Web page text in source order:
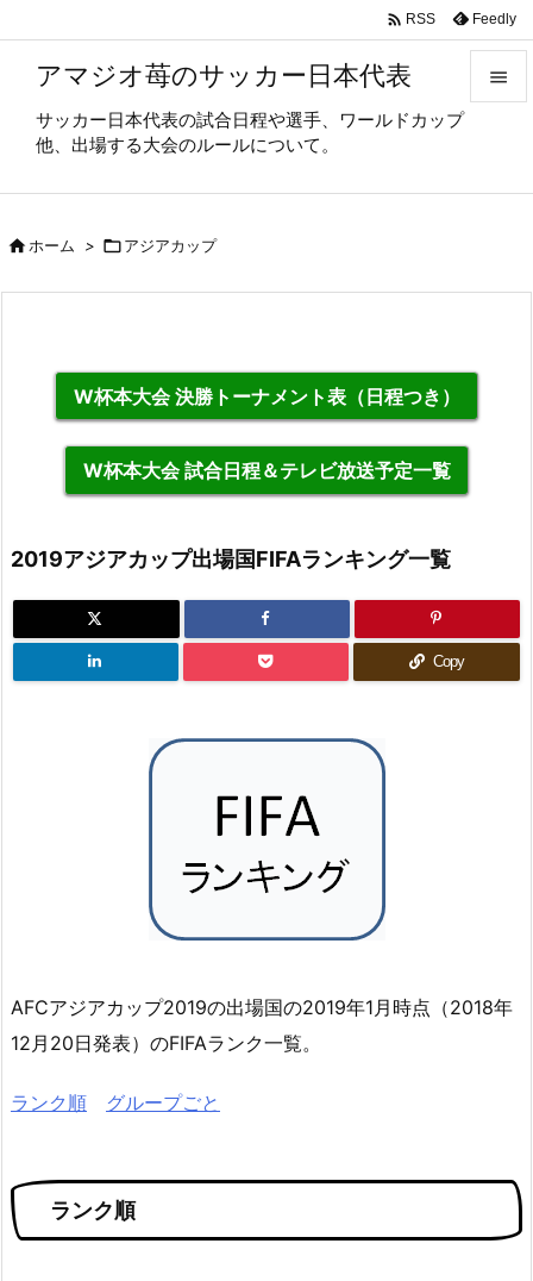
アマジオ苺のサッカー日本代表
サッカー日本代表の試合日程や選手、ワールドカップ
他、出場する大会のルールについて。


 RSS Feedly
ホーム > アジアカップ
W杯本大会 決勝トーナメント表（日程つき）
W杯本大会 試合日程＆テレビ放送予定一覧
2019アジアカップ出場国FIFAランキング一覧
Copy
AFCアジアカップ2019の出場国の2019年1月時点（2018年
12月20日発表）のFIFAランク一覧。
ランク順 グループごと
ランク順